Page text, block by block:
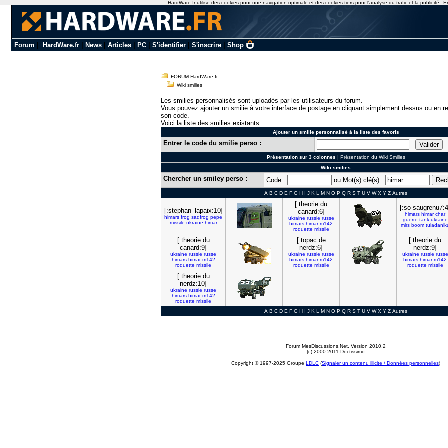
Forum HardWare.fr| News| Articles| PC| S'identifier| S'inscrire| Shop
FORUM HardWare.fr
Wiki smilies
Les smilies personnalisés sont uploadés par les utilisateurs du forum.
Vous pouvez ajouter un smilie à votre interface de postage en cliquant simplement dessus ou en
son code.
Voici la liste des smilies existants :
Ajouter un smilie personnalisé à la liste des favoris
Entrer le code du smilie perso :
Présentation sur 3 colonnes | Présentation du Wiki Smilies
Wiki smilies
Chercher un smiley perso : Code : ou Mot(s) clé(s) :
A B C D E F G H I J K L M N O P Q R S T U V W X Y Z Autres
[:stephan_lapaix:10]
himars frog sadfrog pepe
missile ukraine himar
[:theorie du
canard:6]
ukraine russie russe
himars himar m142
roquette missile
[:so-
himars himar char
guerre tank ukraine
mlrs boom
[:theorie du
canard:9]
ukraine russie russe
himars himar m142
roquette missile
[:topac de
nerdz:6]
ukraine russie russe
himars himar m142
roquette missile
[:theorie du
nerdz:9]
ukraine russie russe
himars himar m142
roquette missile
[:theorie du
nerdz:10]
ukraine russie russe
himars himar m142
roquette missile
A B C D E F G H I J K L M N O P Q R S T U V W X Y Z Autres
Forum MesDiscussions.Net , Version 2010.2
(c) 2000-2011 Doctissimo
Copyright © 1997-2025 Groupe LDLC (Signaler un contenu illicite / Données personnelles)
HardWare.fr utilise des cookies pour une navigation optimale et des cookies tiers pour l'analyse du trafic et la publicité